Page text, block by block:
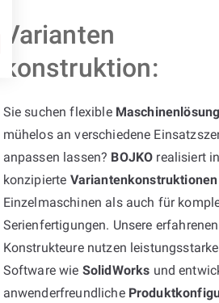
Varianten
konstruktion:
Sie suchen flexible
mühelos an verschiedene
anpassen lassen? BOJKO realisiert
konzipierte Variantenkonstruktionen
Einzelmaschinen als auch für
Serienfertigungen. Unsere erfahrenen
Konstrukteure nutzen leistungsstarke
Software wie SolidWorks und
anwenderfreundliche